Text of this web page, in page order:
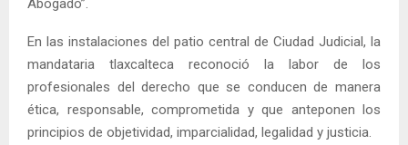
En las instalaciones del patio central de Ciudad Judicial, la
mandataria tlaxcalteca reconoció la labor de los
profesionales del derecho que se conducen de manera
ética, responsable, comprometida y que anteponen los
principios de objetividad, imparcialidad, legalidad y justicia.